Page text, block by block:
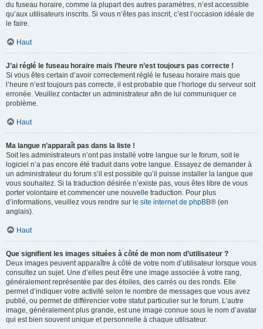
du fuseau horaire, comme la plupart des autres paramètres, n’est accessible
qu’aux utilisateurs inscrits. Si vous n’êtes pas inscrit, c’est l’occasion idéale de
le faire.
Haut
J’ai réglé le fuseau horaire mais l’heure n’est toujours pas correcte !
Si vous êtes certain d’avoir correctement réglé le fuseau horaire mais que
l’heure n’est toujours pas correcte, il est probable que l’horloge du serveur soit
erronée. Veuillez contacter un administrateur afin de lui communiquer ce
problème.
Haut
Ma langue n’apparaît pas dans la liste !
Soit les administrateurs n’ont pas installé votre langue sur le forum, soit le
logiciel n’a pas encore été traduit dans votre langue. Essayez de demander à
un administrateur du forum s’il est possible qu’il puisse installer la langue que
vous souhaitez. Si la traduction désirée n’existe pas, vous êtes libre de vous
porter volontaire et commencer une nouvelle traduction. Pour plus
d’informations, veuillez vous rendre sur le site internet de phpBB® (en
anglais).
Haut
Que signifient les images situées à côté de mon nom d’utilisateur ?
Deux images peuvent apparaître à côté de votre nom d’utilisateur lorsque vous
consultez un sujet. Une d’elles peut être une image associée à votre rang,
généralement représentée par des étoiles, des carrés ou des ronds. Elle
permet d’indiquer votre activité selon le nombre de messages que vous avez
publié, ou permet de différencier votre statut particulier sur le forum. L’autre
image, généralement plus grande, est une image connue sous le nom d’avatar
qui est bien souvent unique et personnelle à chaque utilisateur.